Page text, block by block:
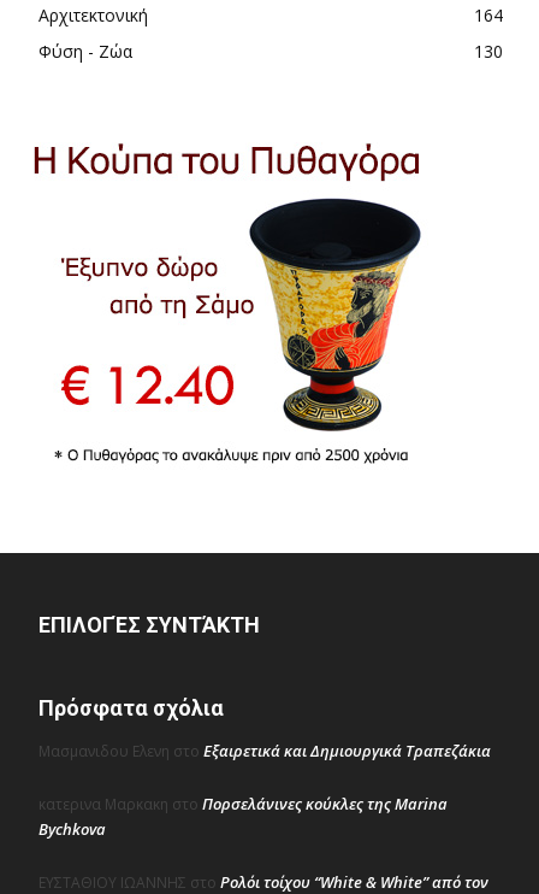
Αρχιτεκτονική
164
Φύση - Ζώα
130
ΕΠΙΛΟΓΈΣ ΣΥΝΤΆΚΤΗ
Πρόσφατα σχόλια
Μασμανιδου Ελενη στο Εξαιρετικά και Δημιουργικά Τραπεζάκια
κατερινα Μαρκακη στο Πορσελάνινες κούκλες της Marina
Bychkova
ΕΥΣΤΑΘΙΟΥ ΙΩΑΝΝΗΣ στο Ρολόι τοίχου “White & White” από τον